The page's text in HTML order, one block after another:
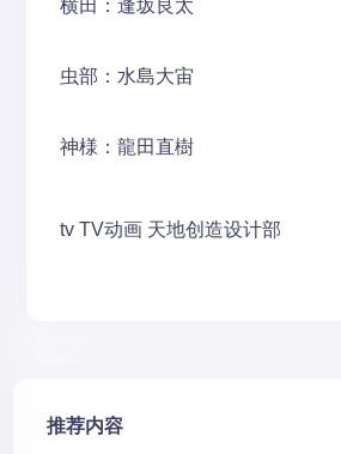
横田：逢坂良太
虫部：水島大宙
神様：龍田直樹
tv TV动画 天地创造设计部
推荐内容